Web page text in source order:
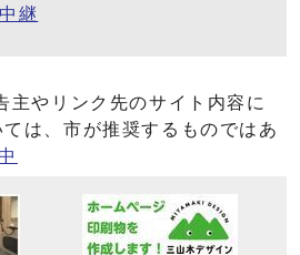
継
主やリンク先のサイト内容に
ては、市が推奨するものではあ